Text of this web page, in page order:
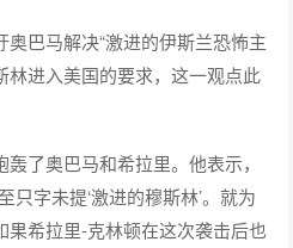
巴马解决“激进的伊斯兰恐怖主
林进入美国的要求，这一观点此
了奥巴马和希拉里。他表示，
只字未提‘激进的穆斯林’。就为
希拉里-克林顿在这次袭击后也